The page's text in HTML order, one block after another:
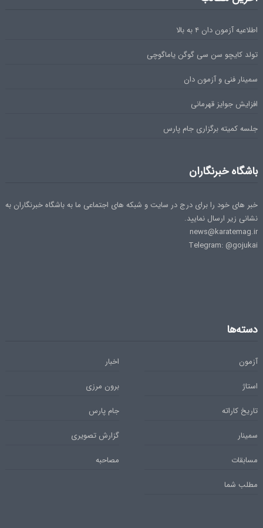
اطلاعیه آزمون دان ۴ به بالا
تولد کایچو سن سی گوگن یاماگوچی
سمینار فنی و آزمون دان
افزایش جوایز قهرمانی
جلسه کمیته برگزاری جام پارس
باشگاه خبرنگاران
خبر های خود را برای درج در سایت و شبکه های اجتماعی ما به باشگاه خبرنگاران به
نشانی زیر ارسال نمایید.
news@karatemag.ir
Telegram: @gojukai
دسته‌ها
آزمون
اخبار
استاژ
برون مرزی
تاریخ کاراته
جام پارس
سمینار
گزارش تصویری
مسابقات
مصاحبه
مطلب شما